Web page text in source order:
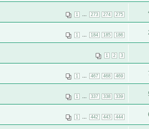
1 273 274 275
1 184 185 186
1 2 3
1 467 468 469
1 337 338 339
1 442 443 444